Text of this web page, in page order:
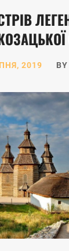
2019 BY